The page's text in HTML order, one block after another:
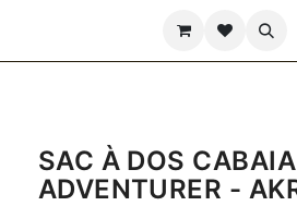
SAC À DOS CABAIA
ADVENTURER -